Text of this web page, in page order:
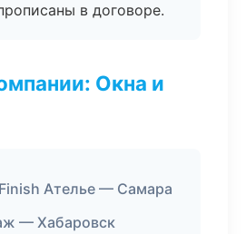
в договоре.
Окна и
Ателье — Самара
— Хабаровск